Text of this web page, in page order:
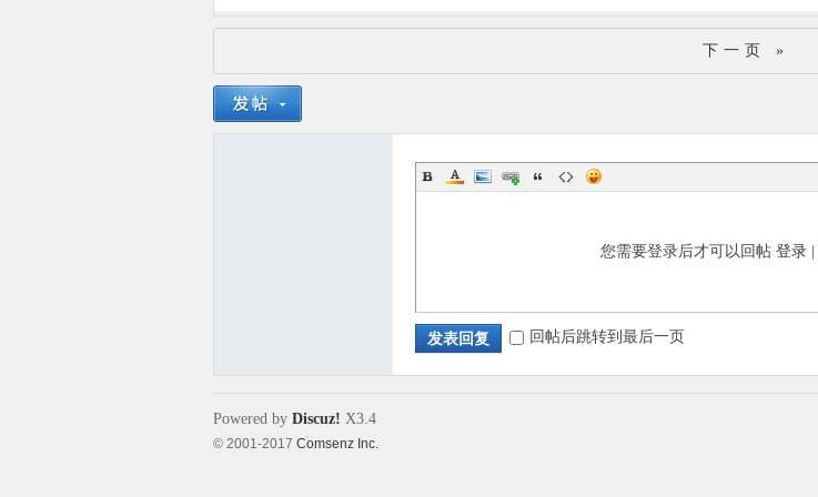
下一页 »
您需要登录后才可以回帖 登录
发表回复 回帖后跳转到最后一页
Powered by Discuz! X3.4
© 2001-2017 Comsenz Inc.